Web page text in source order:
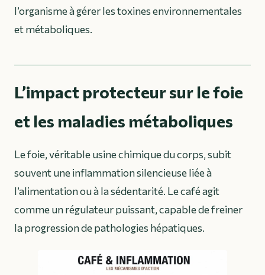
l’organisme à gérer les toxines environnementales
et métaboliques.
L’impact protecteur sur le foie
et les maladies métaboliques
Le foie, véritable usine chimique du corps, subit
souvent une inflammation silencieuse liée à
l’alimentation ou à la sédentarité. Le café agit
comme un régulateur puissant, capable de freiner
la progression de pathologies hépatiques.